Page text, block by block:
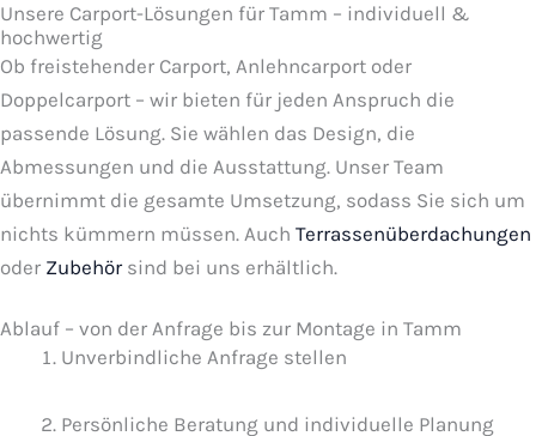
Unsere Carport-Lösungen für Tamm – individuell &
hochwertig
Ob freistehender Carport, Anlehncarport oder
Doppelcarport – wir bieten für jeden Anspruch die
passende Lösung. Sie wählen das Design, die
Abmessungen und die Ausstattung. Unser Team
übernimmt die gesamte Umsetzung, sodass Sie sich um
nichts kümmern müssen. Auch Terrassenüberdachungen
oder Zubehörsind bei uns erhältlich.
Ablauf – von der Anfrage bis zur Montage in Tamm
Unverbindliche Anfrage stellen
Persönliche Beratung und individuelle Planung